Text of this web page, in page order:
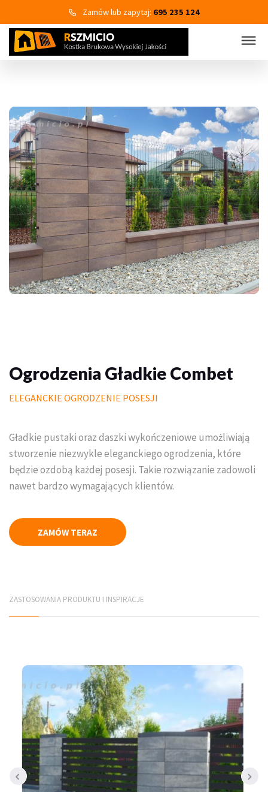
Zamów lub zapytaj: 695 235 124
PRODUKTY
Wszystkie kategorie produktów
Kostka brukowa
Eko Bruk
Płyty tarasowo-chodnikowe
Obrzeża dekoracyjne
Palisady
Mała architektura ogrodowa
Meble do domu i ogrodu
Chemia
Wymarzony trawnik
Trawa w rolce PREMIUM
Elementy prefabrykowane
PRODUCENCI
Jadar Śląsk
Galabeton Śląsk
Polbruk Śląsk
Ogrodzenia Gładkie Combet
ELEGANCKIE OGRODZENIE POSESJI
Gładkie pustaki oraz daszki wykończeniowe umożliwiają
stworzenie niezwykle eleganckiego ogrodzenia, które
będzie ozdobą każdej posesji. Takie rozwiązanie zadowoli
nawet bardzo wymagających klientów.
ZAMÓW TERAZ
ZASTOSOWANIA PRODUKTU I INSPIRACJE